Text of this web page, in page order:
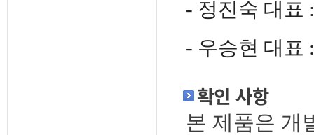
- 정진숙 대표
- 우승현 대표
확인 사항
본 제품은 개